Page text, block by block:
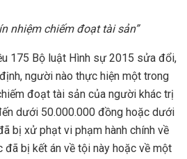
nhiệm chiếm đoạt tài sản”
175 Bộ luật Hình sự 2015 sửa đổi,
người nào thực hiện một trong
đoạt tài sản của người khác trị
dưới 50.000.000 đồng hoặc dưới
bị xử phạt vi phạm hành chính về
đã bị kết án về tội này hoặc về một